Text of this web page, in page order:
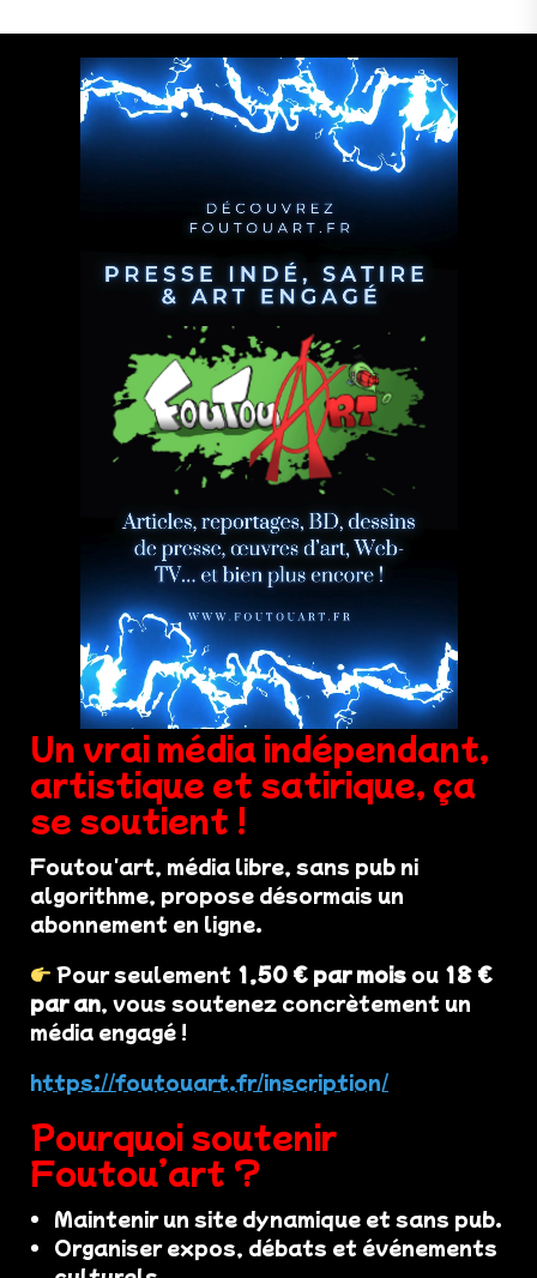
Un vrai média indépendant,
artistique et satirique, ça
se soutient !
Foutou'art, média libre, sans pub ni
algorithme, propose désormais un
abonnement en ligne.
Pour seulement 1,50 € par mois ou 18 €
par an, vous soutenez concrètement un
média engagé !
https://foutouart.fr/inscription/
Pourquoi soutenir
Foutou’art ?
Maintenir un site dynamique et sans pub.
Organiser expos, débats et événements